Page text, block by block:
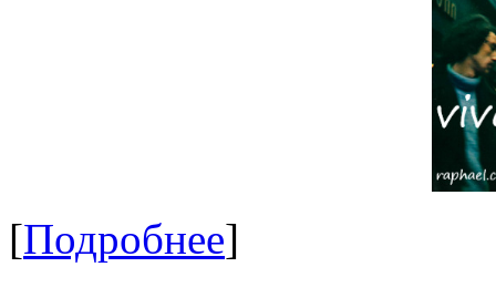
[Подробнее]